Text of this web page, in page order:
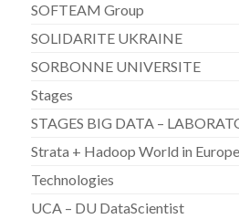
SOFTEAM Group
SOLIDARITE UKRAINE
SORBONNE UNIVERSITE
Stages
STAGES BIG DATA –
Strata + Hadoop World in
Technologies
UCA – DU DataScientist